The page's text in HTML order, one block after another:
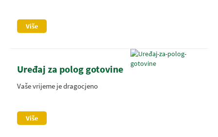
Više
Uređaj za polog gotovine
Vaše vrijeme je dragocjeno
Više